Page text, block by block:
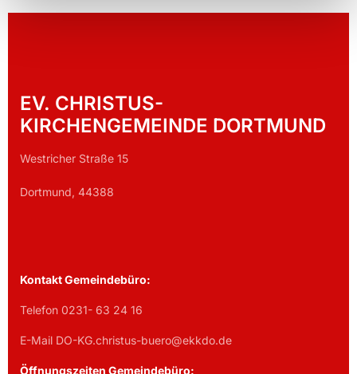
EV. CHRISTUS-
KIRCHENGEMEINDE DORTMUND
Westricher Straße 15
Dortmund, 44388
Kontakt Gemeindebüro:
Telefon 0231- 63 24 16
E-Mail DO-KG.christus-buero@ekkdo.de
Öffnungszeiten Gemeindebüro: